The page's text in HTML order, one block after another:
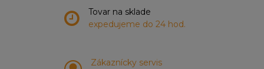
Tovar na sklade
expedujeme do 24 hod.
Zákaznícky servis